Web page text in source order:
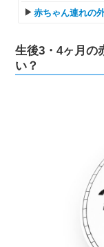
赤ちゃん連れの
生後3・4ヶ月の
い？